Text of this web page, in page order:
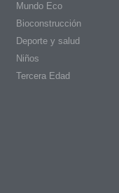
Mundo Eco
Bioconstrucción
Deporte y salud
Niños
Tercera Edad